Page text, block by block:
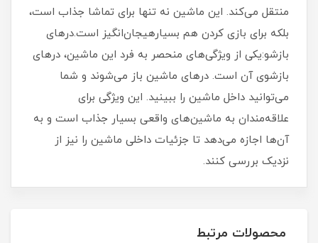
منتقل می‌کند. این ماشین نه تنها برای تماشا جذاب است،
بلکه برای بازی کردن هم بسیارهیجان‌انگیز است.درهای
بازشو:یکی از ویژگی‌های منحصر به فرد این ماشین، درهای
بازشوی آن است. درهای ماشین باز می‌شوند و شما
می‌توانید داخل ماشین را ببینید. این ویژگی برای
علاقه‌مندان به ماشین‌های واقعی بسیار جذاب است و به
آن‌ها اجازه می‌دهد تا جزئیات داخلی ماشین را نیز از
نزدیک بررسی کنند.
محصولات مرتبط